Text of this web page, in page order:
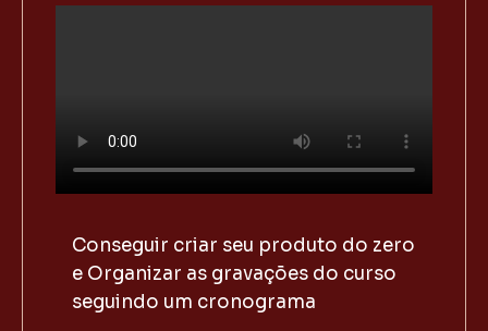
Conseguir criar seu produto do zero
e Organizar as gravações do curso
seguindo um cronograma